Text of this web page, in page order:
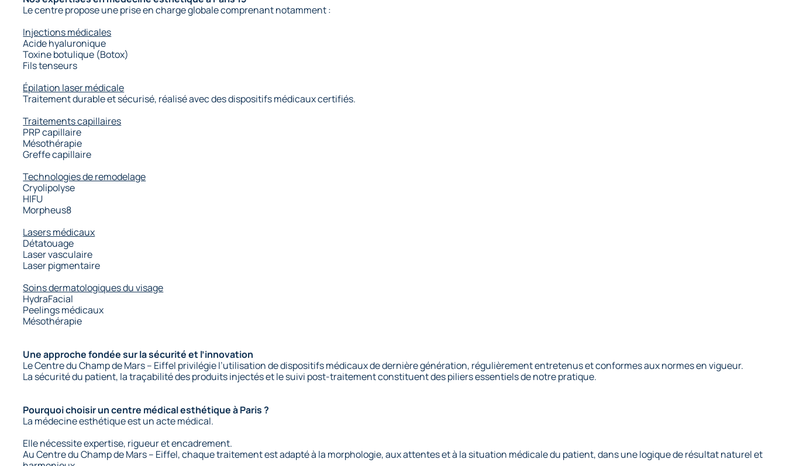
Le centre propose une prise en charge globale comprenant notamment :
Injections médicales
Acide hyaluronique
Toxine botulique (Botox)
Fils tenseurs
Épilation laser médicale
Traitement durable et sécurisé, réalisé avec des dispositifs médicaux certifiés.
Traitements capillaires
PRP capillaire
Mésothérapie
Greffe capillaire
Technologies de remodelage
Cryolipolyse
HIFU
Morpheus8
Lasers médicaux
Détatouage
Laser vasculaire
Laser pigmentaire
Soins dermatologiques du visage
HydraFacial
Peelings médicaux
Mésothérapie
Une approche fondée sur la sécurité et l’innovation
Le Centre du Champ de Mars – Eiffel privilégie l’utilisation de dispositifs médicaux de dernière génération, régulièrement entretenus et conformes aux normes en vigueur.
La sécurité du patient, la traçabilité des produits injectés et le suivi post-traitement constituent des piliers essentiels de notre pratique.
Pourquoi choisir un centre médical esthétique à Paris ?
La médecine esthétique est un acte médical.
Elle nécessite expertise, rigueur et encadrement.
Au Centre du Champ de Mars – Eiffel, chaque traitement est adapté à la morphologie, aux attentes et à la situation médicale du patient, dans une logique de résultat naturel et